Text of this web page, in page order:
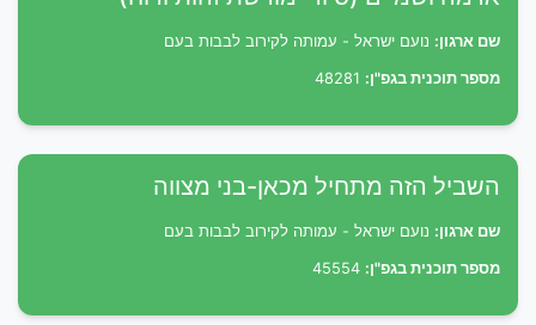
שם ארגון: נועם ישראל - עמותה לקירוב לבבות בעם
מספר תוכנית בגפ"ן:
השביל הזה מתחיל מכאן-בני מצווה
שם ארגון: נועם ישראל - עמותה לקירוב לבבות בעם
מספר תוכנית בגפ"ן: